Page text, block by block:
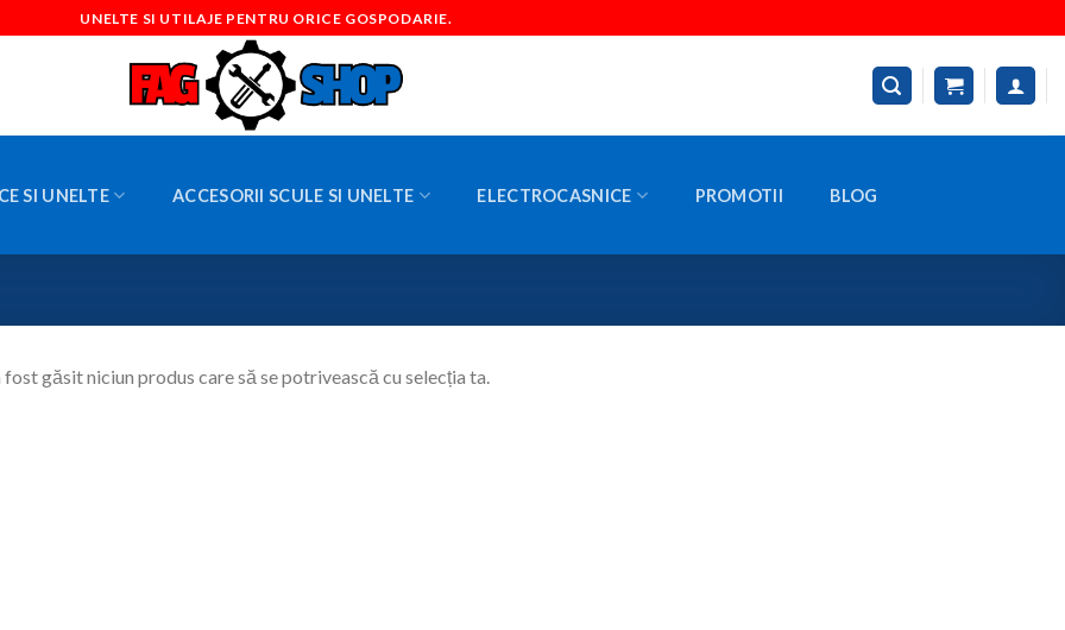
UNELTE SI UTILAJE PENTRU ORICE GOSPODARIE.
SI UNELTE ACCESORII SCULE SI UNELTE ELECTROCASNICE PROMOTII BLOG
fost găsit niciun produs care să se potrivească cu selecția ta.